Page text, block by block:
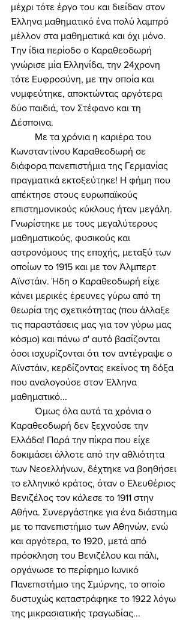
μέχρι τότε έργο του και διείδαν στον
Έλληνα μαθηματικό ένα πολύ λαμπρό
μέλλον στα μαθηματικά και όχι μόνο.
Την ίδια περίοδο ο Καραθεοδωρή
γνώρισε μία Ελληνίδα, την 24χρονη
τότε Ευφροσύνη, με την οποία και
νυμφεύτηκε, αποκτώντας αργότερα
δύο παιδιά, τον Στέφανο και τη
Δέσποινα.
Κωνσταντίνου Καραθεοδωρή σε
διάφορα πανεπιστήμια της Γερμανίας
πραγματικά εκτοξεύτηκε! Η φήμη που
απέκτησε στους ευρωπαϊκούς
επιστημονικούς κύκλους ήταν μεγάλη.
Γνωρίστηκε με τους μεγαλύτερους
μαθηματικούς, φυσικούς και
αστρονόμους της εποχής, μεταξύ των
οποίων το 1915 και με τον Άλμπερτ
Αϊνστάιν. Ήδη ο Καραθεοδωρή είχε
κάνει μερικές έρευνες γύρω από τη
θεωρία της σχετικότητας (που άλλαξε
τις παραστάσεις μας για τον γύρω μας
κόσμο) και πάνω σ' αυτό βασίζονται
όσοι ισχυρίζονται ότι τον αντέγραψε ο
Αϊνστάιν, κερδίζοντας εκείνος τη δόξα
που αναλογούσε στον Έλληνα
μαθηματικό...
Καραθεοδωρή δεν ξεχνούσε την
Ελλάδα! Παρά την πίκρα που είχε
δοκιμάσει άλλοτε από την αθλιότητα
των Νεοελλήνων, δέχτηκε να βοηθήσει
το ελληνικό κράτος, όταν ο Ελευθέριος
Βενιζέλος τον κάλεσε το 1911 στην
Αθήνα. Συνεργάστηκε για ένα διάστημα
με το πανεπιστήμιο των Αθηνών, ενώ
και αργότερα, το 1920, μετά από
πρόσκληση του Βενιζέλου και πάλι,
οργάνωσε το περίφημο Ιωνικό
Πανεπιστήμιο της Σμύρνης, το οποίο
δυστυχώς καταστράφηκε το 1922 λόγω
της μικρασιατικής τραγωδίας...